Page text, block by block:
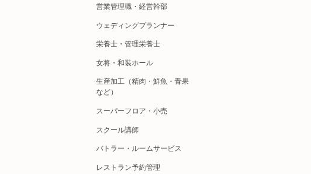
営業管理職・経営幹部
ウェディングプランナー
栄養士・管理栄養士
女将・和装ホール
生産加工（精肉・鮮魚・青果
など）
スーパーフロア・小売
スクール講師
バトラー・ルームサービス
レストラン予約管理